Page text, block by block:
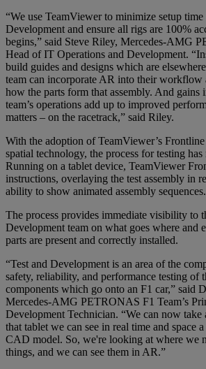
“We use TeamViewer to minimize setup
Development and ensure all rigs are 100%
begins,” said Steve Riley, Mercedes-AMG
Head of IT Operations and Development.
build guides and designs which are
team can incorporate AR into their workflow
how the parts form that assembly. And gains
team’s operations add up to improved
matters – on the racetrack,” said Riley.
With the adoption of TeamViewer’s
spatial technology, the process for testing
Running on a tablet device, TeamViewer
instructions, overlaying the test assembly in
ability to show animated assembly sequences.
The process provides immediate visibility to
Development team on what goes where and
parts are present and correctly installed.
“Test and Development is an area of the
safety, reliability, and performance testing of
components which go onto an F1 car,” said
Mercedes-AMG PETRONAS F1 Team’s
Development Technician. “We can now take
that tablet we can see in real time and space
CAD model. So, we're looking at where we
things, and we can see them in AR.”